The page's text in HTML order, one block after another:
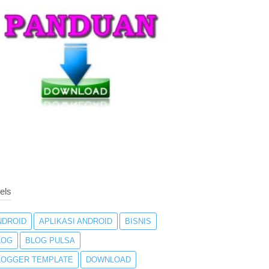
APLIKASI ANDROID BISNIS
BLOG PULSA
TEMPLATE DOWNLOAD